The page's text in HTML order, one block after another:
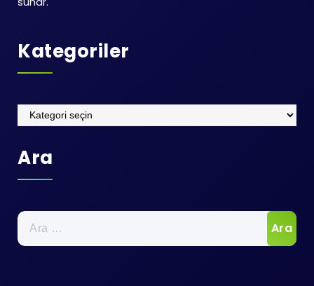
Kategoriler
Kategoriler
Ara
Arama: